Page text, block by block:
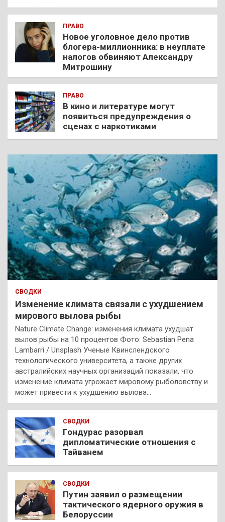
ПРАВО
Новое уголовное дело против
блогера-миллионника: в неуплате
налогов обвиняют Александру
Митрошину
ПРАВО
В кино и литературе могут
появиться предупреждения о
сценах с наркотиками
СВОДКИ
Изменение климата связали с ухудшением
мирового вылова рыбы
Nature Climate Change: изменения климата ухудшат
вылов рыбы на 10 процентов Фото: Sebastian Pena
Lambarri / Unsplash Ученые Квинслендского
технологического университета, а также других
австралийских научных организаций показали, что
изменение климата угрожает мировому рыболовству и
может привести к ухудшению вылова…
СВОДКИ
Гондурас разорвал
дипломатические отношения с
Тайванем
СВОДКИ
Путин заявил о размещении
тактического ядерного оружия в
Белоруссии